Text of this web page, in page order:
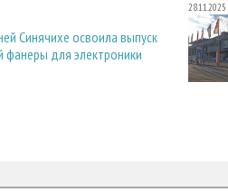
Синячихе освоила выпуск
фанеры для электроники
28.11.2025